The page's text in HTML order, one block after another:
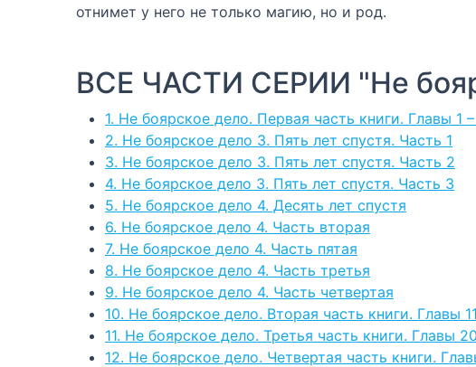
отнимет у него не только магию, но и род.
ВСЕ ЧАСТИ СЕРИИ "Не
1. Не боярское дело. Первая часть книги. Главы 1 –
2. Не боярское дело 3. Пять лет спустя. Часть 1
3. Не боярское дело 3. Пять лет спустя. Часть 2
4. Не боярское дело 3. Пять лет спустя. Часть 3
5. Не боярское дело 4. Десять лет спустя
6. Не боярское дело 4. Часть вторая
7. Не боярское дело 4. Часть пятая
8. Не боярское дело 4. Часть третья
9. Не боярское дело 4. Часть четвертая
10. Не боярское дело. Вторая часть книги. Главы
11. Не боярское дело. Третья часть книги. Главы
12. Не боярское дело. Четвертая часть книги.